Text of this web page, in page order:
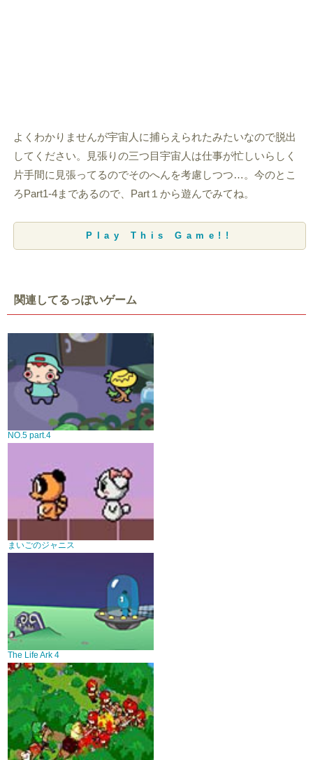
よくわかりませんが宇宙人に捕らえられたみたいなので脱出
してください。見張りの三つ目宇宙人は仕事が忙しいらしく
片手間に見張ってるのでそのへんを考慮しつつ…。今のとこ
ろPart1-4まであるので、Part１から遊んでみてね。
Play This Game!!
関連してるっぽいゲーム
NO.5 part.4
まいごのジャニス
The Life Ark 4